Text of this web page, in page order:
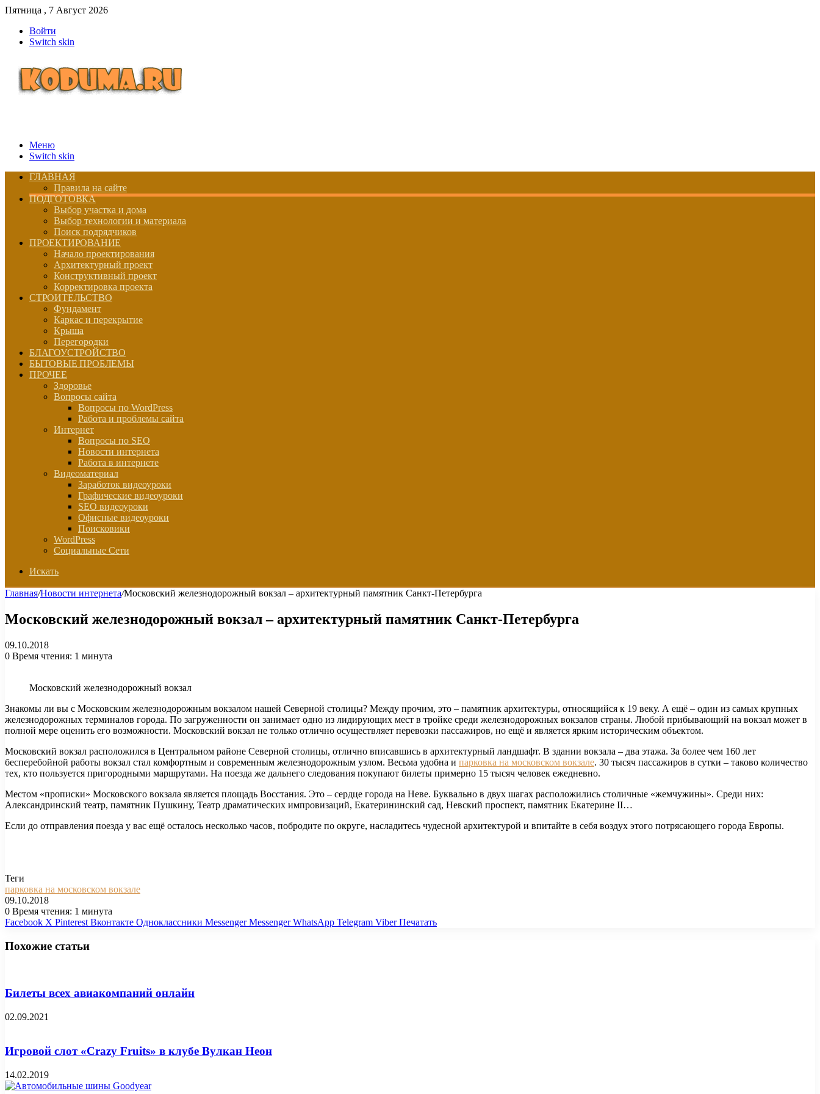
Пятница , 7 Август 2026
Войти
Switch skin
Меню
Switch skin
ГЛАВНАЯ
Правила на сайте
ПОДГОТОВКА
Выбор участка и дома
Выбор технологии и материала
Поиск подрядчиков
ПРОЕКТИРОВАНИЕ
Начало проектирования
Архитектурный проект
Конструктивный проект
Корректировка проекта
СТРОИТЕЛЬСТВО
Фундамент
Каркас и перекрытие
Крыша
Перегородки
БЛАГОУСТРОЙСТВО
БЫТОВЫЕ ПРОБЛЕМЫ
ПРОЧЕЕ
Здоровье
Вопросы сайта
Вопросы по WordPress
Работа и проблемы сайта
Интернет
Вопросы по SEO
Новости интернета
Работа в интернете
Видеоматериал
Заработок видеоуроки
Графические видеоуроки
SEO видеоуроки
Офисные видеоуроки
Поисковики
WordPress
Социальные Сети
Искать
Главная/Новости интернета/Московский железнодорожный вокзал – архитектурный памятник Санкт-Петербурга
Московский железнодорожный вокзал – архитектурный памятник Санкт-Петербурга
09.10.2018
0 Время чтения: 1 минута
Московский железнодорожный вокзал
Знакомы ли вы с Московским железнодорожным вокзалом нашей Северной столицы? Между прочим, это – памятник архитектуры, относящийся к 19 веку. А ещё – один из самых крупных
железнодорожных терминалов города. По загруженности он занимает одно из лидирующих мест в тройке среди железнодорожных вокзалов страны. Любой прибывающий на вокзал может в
полной мере оценить его возможности. Московский вокзал не только отлично осуществляет перевозки пассажиров, но ещё и является ярким историческим объектом.
Московский вокзал расположился в Центральном районе Северной столицы, отлично вписавшись в архитектурный ландшафт. В здании вокзала – два этажа. За более чем 160 лет
бесперебойной работы вокзал стал комфортным и современным железнодорожным узлом. Весьма удобна и парковка на московском вокзале. 30 тысяч пассажиров в сутки – таково количество
тех, кто пользуется пригородными маршрутами. На поезда же дальнего следования покупают билеты примерно 15 тысяч человек ежедневно.
Местом «прописки» Московского вокзала является площадь Восстания. Это – сердце города на Неве. Буквально в двух шагах расположились столичные «жемчужины». Среди них:
Александринский театр, памятник Пушкину, Театр драматических импровизаций, Екатерининский сад, Невский проспект, памятник Екатерине II…
Если до отправления поезда у вас ещё осталось несколько часов, побродите по округе, насладитесь чудесной архитектурой и впитайте в себя воздух этого потрясающего города Европы.
Теги
парковка на московском вокзале
09.10.2018
0 Время чтения: 1 минута
Facebook X Pinterest Вконтакте Одноклассники Messenger Messenger WhatsApp Telegram Viber Печатать
Похожие статьи
Билеты всех авиакомпаний онлайн
02.09.2021
Игровой слот «Crazy Fruits» в клубе Вулкан Неон
14.02.2019